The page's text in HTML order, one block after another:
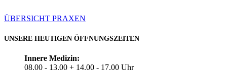
ÜBERSICHT PRAXEN
UNSERE HEUTIGEN ÖFFNUNGSZEITEN
Innere Medizin:
08.00 - 13.00 + 14.00 - 17.00 Uhr